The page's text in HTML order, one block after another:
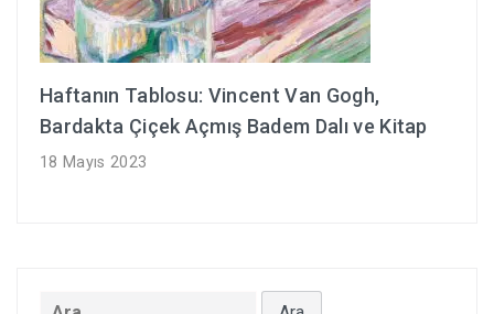
Haftanın Tablosu: Vincent Van Gogh,
Bardakta Çiçek Açmış Badem Dalı ve Kitap
18 Mayıs 2023
Arama: